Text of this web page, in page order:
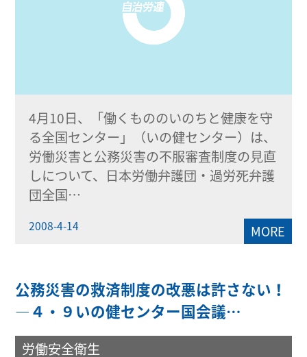
4月10日、「働くもののいのちと健康を守
る全国センター」（いの健センター）は、
労働災害と公務災害の不服審査制度の見直
しについて、日本労働弁護団・過労死弁護
団全国…
2008-4-14 MORE
公務災害の救済制度の改悪は許さない！
―４・９いの健センター国会議…
労働安全衛生